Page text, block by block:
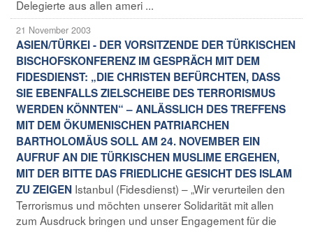
Delegierte aus allen ameri ...
21 November 2003
ASIEN/TÜRKEI - DER VORSITZENDE DER TÜRKISCHEN
BISCHOFSKONFERENZ IM GESPRÄCH MIT DEM
FIDESDIENST: „DIE CHRISTEN BEFÜRCHTEN, DASS
SIE EBENFALLS ZIELSCHEIBE DES TERRORISMUS
WERDEN KÖNNTEN“ – ANLÄSSLICH DES TREFFENS
MIT DEM ÖKUMENISCHEN PATRIARCHEN
BARTHOLOMÄUS SOLL AM 24. NOVEMBER EIN
AUFRUF AN DIE TÜRKISCHEN MUSLIME ERGEHEN,
MIT DER BITTE DAS FRIEDLICHE GESICHT DES ISLAM
ZU ZEIGEN Istanbul (Fidesdienst) – „Wir verurteilen den
Terrorismus und möchten unserer Solidarität mit allen
zum Ausdruck bringen und unser Engagement für die